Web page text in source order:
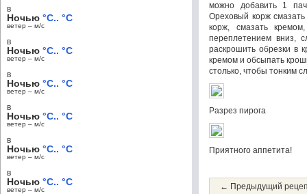
можно добавить 1
Ореховый корж
корж, смазать
переплетением вниз,
раскрошить обрезки в
кремом и обсыпать
столько, чтобы тонким
Разрез пирога
Приятного аппетита!
← Предыдущий
в
Ночью °C.. °C
ветер – м/c
в
Ночью °C.. °C
ветер – м/c
в
Ночью °C.. °C
ветер – м/c
в
Ночью °C.. °C
ветер – м/c
в
Ночью °C.. °C
ветер – м/c
в
Ночью °C.. °C
ветер – м/c